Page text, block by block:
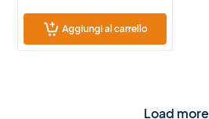
Aggiungi al carrello
Load more